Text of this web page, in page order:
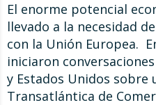
El enorme potencial
llevado a la necesidad
con la Unión Europea.
iniciaron
y Estados Unidos sobre
Transatlántica de